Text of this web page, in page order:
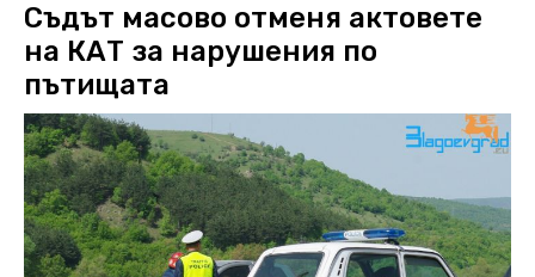
Съдът масово отменя актовете
на КАТ за нарушения по
пътищата